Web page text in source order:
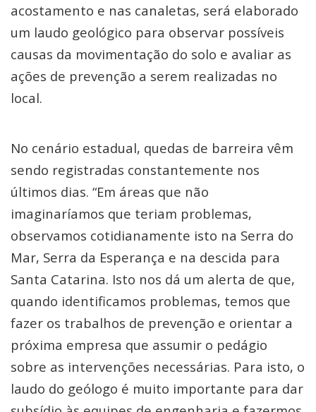
acostamento e nas canaletas, será elaborado
um laudo geológico para observar possíveis
causas da movimentação do solo e avaliar as
ações de prevenção a serem realizadas no
local.
No cenário estadual, quedas de barreira vêm
sendo registradas constantemente nos
últimos dias. “Em áreas que não
imaginaríamos que teriam problemas,
observamos cotidianamente isto na Serra do
Mar, Serra da Esperança e na descida para
Santa Catarina. Isto nos dá um alerta de que,
quando identificamos problemas, temos que
fazer os trabalhos de prevenção e orientar a
próxima empresa que assumir o pedágio
sobre as intervenções necessárias. Para isto, o
laudo do geólogo é muito importante para dar